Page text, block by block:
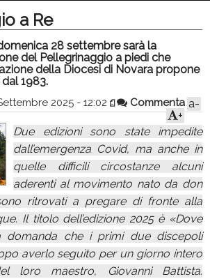
a Re
28 settembre sarà la
del Pellegrinaggio a piedi che
della Diocesi di Novara propone
1983.
2025 - 12:02 Commenta a-
+
Due edizioni sono state impedite
dall’emergenza Covid, ma anche in
quelle difficili circostanze alcuni
aderenti al movimento nato da don
ritrovati a pregare di fronte alla
Il titolo dell’edizione 2025 è «Dove
domanda che i primi due discepoli
averlo seguito per un giorno intero
loro maestro, Giovanni Battista.